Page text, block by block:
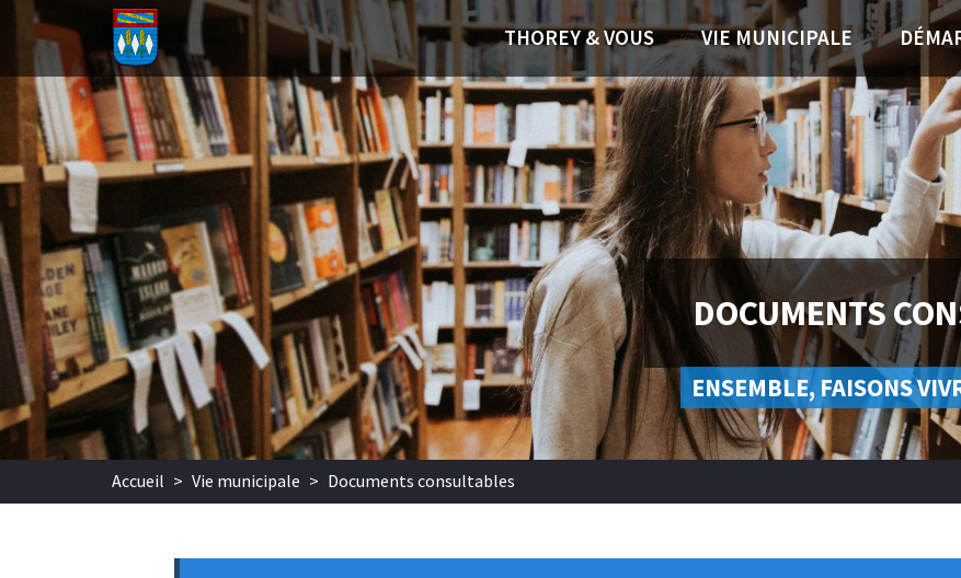
Aller au contenu principal
THOREY & VOUS VIE MUNICIPALE
DOCUMENTS
ENSEMBLE, FAISONS
Accueil > Vie municipale > Documents consultables